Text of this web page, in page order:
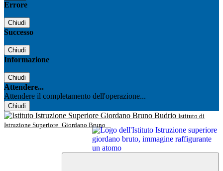
Errore
Chiudi
Successo
Chiudi
Informazione
Chiudi
Attendere...
Attendere il completamento dell'operazione...
Chiudi
Istituto di
Istruzione Superiore Giordano Bruno